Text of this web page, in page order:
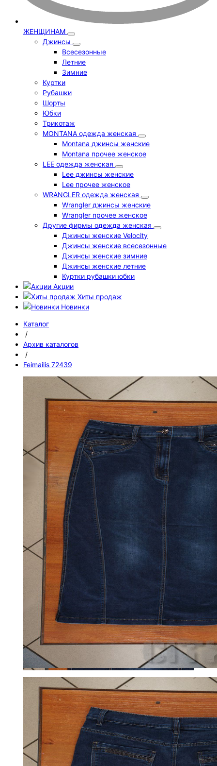
ЖЕНЩИНАМ
Джинсы
Всесезонные
Летние
Зимние
Куртки
Рубашки
Шорты
Юбки
Трикотаж
MONTANA одежда женская
Montana джинсы женские
Montana прочее женское
LEE одежда женская
Lee джинсы женские
Lee прочее женское
WRANGLER одежда женская
Wrangler джинсы женские
Wrangler прочее женское
Другие фирмы одежда женская
Джинсы женские Velocity
Джинсы женские всесезонные
Джинсы женские зимние
Джинсы женские летние
Куртки рубашки юбки
Акции
Хиты продаж
Новинки
Каталог
/
Архив каталогов
/
Feimailis 72439